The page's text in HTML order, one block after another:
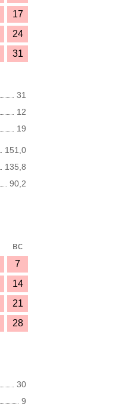
17
24
31
31
12
19
151,0
135,8
90,2
вс
7
14
21
28
30
9